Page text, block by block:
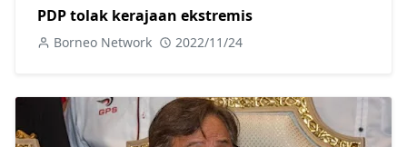
PDP tolak kerajaan ekstremis
Borneo Network 2022/11/24